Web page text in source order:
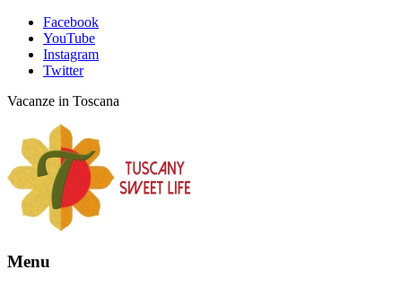
Facebook
YouTube
Instagram
Twitter
Vacanze in Toscana
Menu